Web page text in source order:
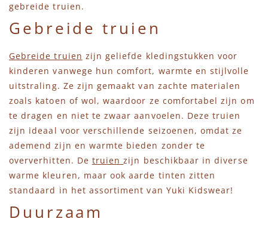
gebreide truien.
Gebreide truien
Gebreide truien zijn geliefde kledingstukken voor
kinderen vanwege hun comfort, warmte en stijlvolle
uitstraling. Ze zijn gemaakt van zachte materialen
zoals katoen of wol, waardoor ze comfortabel zijn om
te dragen en niet te zwaar aanvoelen. Deze truien
zijn ideaal voor verschillende seizoenen, omdat ze
ademend zijn en warmte bieden zonder te
oververhitten. De truienzijn beschikbaar in diverse
warme kleuren, maar ook aarde tinten zitten
standaard in het assortiment van Yuki Kidswear!
Duurzaam